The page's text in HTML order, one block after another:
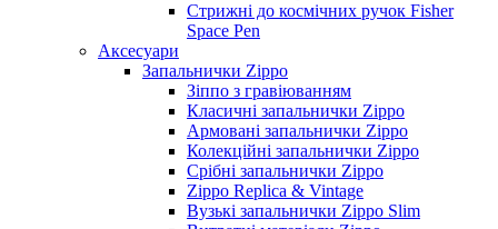
Стрижні до космічних ручок Fisher
Space Pen
Аксесуари
Запальнички Zippo
Зіппо з гравіюванням
Класичні запальнички Zippo
Армовані запальнички Zippo
Колекційні запальнички Zippo
Срібні запальнички Zippo
Zippo Replica & Vintage
Вузькі запальнички Zippo Slim